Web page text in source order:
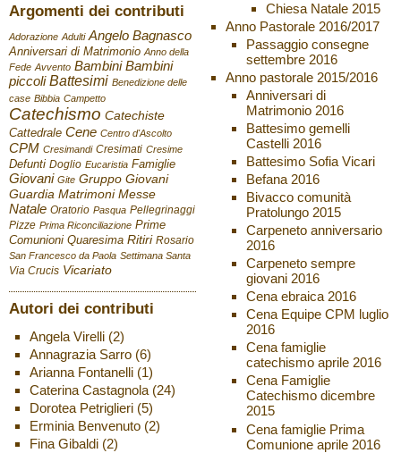
Argomenti dei contributi
Adorazione Adulti Angelo Bagnasco
Anniversari di Matrimonio Anno della
Fede Avvento Bambini Bambini
piccoli Battesimi Benedizione delle
case Bibbia Campetto
Catechismo Catechiste
Cattedrale Cene Centro d'Ascolto
CPM Cresimandi Cresimati Cresime
Defunti Doglio Eucaristia Famiglie
Giovani Gite Gruppo Giovani
Guardia Matrimoni Messe
Natale Oratorio Pasqua Pellegrinaggi
Pizze Prima Riconciliazione Prime
Comunioni Quaresima Ritiri Rosario
San Francesco da Paola Settimana Santa
Via Crucis Vicariato
Autori dei contributi
Angela Virelli(2)
Annagrazia Sarro(6)
Arianna Fontanelli(1)
Caterina Castagnola(24)
Dorotea Petriglieri(5)
Erminia Benvenuto(2)
Fina Gibaldi(2)
Chiesa Natale 2015
Anno Pastorale 2016/2017
Passaggio consegne
settembre 2016
Anno pastorale 2015/2016
Anniversari di
Matrimonio 2016
Battesimo gemelli
Castelli 2016
Battesimo Sofia Vicari
Befana 2016
Bivacco comunità
Pratolungo 2015
Carpeneto anniversario
2016
Carpeneto sempre
giovani 2016
Cena ebraica 2016
Cena Equipe CPM luglio
2016
Cena famiglie
catechismo aprile 2016
Cena Famiglie
Catechismo dicembre
2015
Cena famiglie Prima
Comunione aprile 2016